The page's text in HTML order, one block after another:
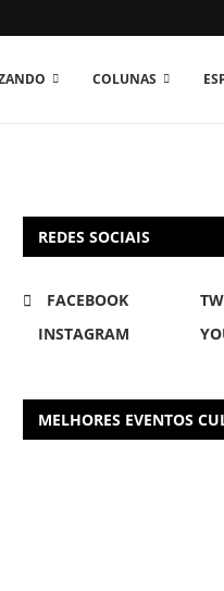
COLUNAS
REDES SOCIAIS
FACEBOOK
INSTAGRAM
MELHORES EVENTOS